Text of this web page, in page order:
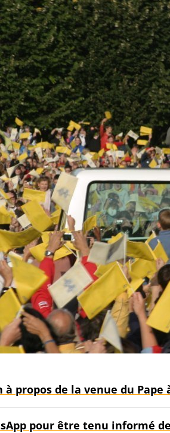
propos de la venue du Pape
pour être tenu informé